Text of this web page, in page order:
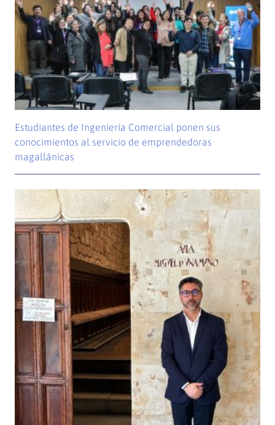
Estudiantes de Ingeniería Comercial ponen sus
conocimientos al servicio de emprendedoras
magallánicas